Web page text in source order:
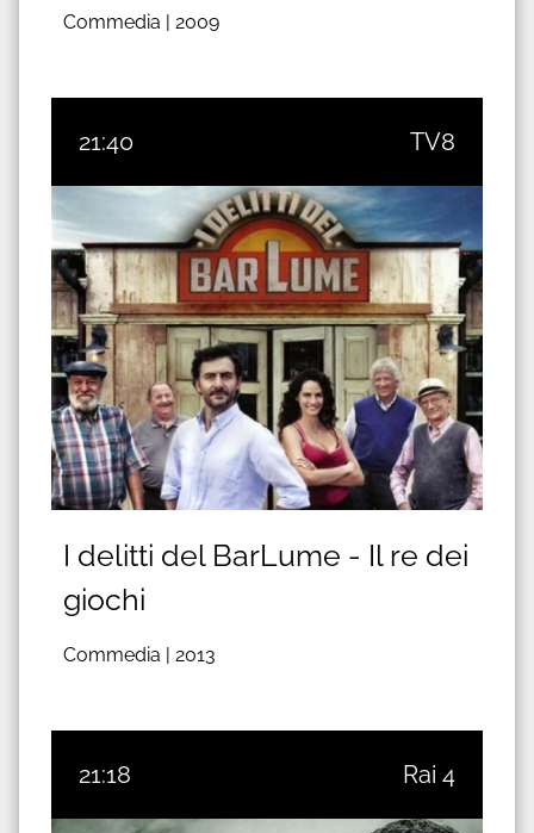
Commedia | 2009
21:40 TV8
I delitti del BarLume - Il re dei
giochi
Commedia | 2013
21:18 Rai 4